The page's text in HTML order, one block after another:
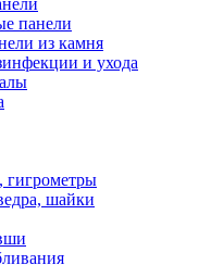
панели
из камня
и ухода
гигрометры
шайки